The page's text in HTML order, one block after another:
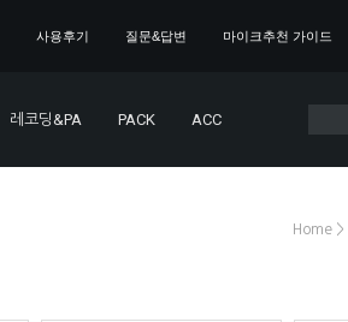
사용후기 질문&답변 마이크추천 가이드
레코딩&PA PACK ACC
Home >